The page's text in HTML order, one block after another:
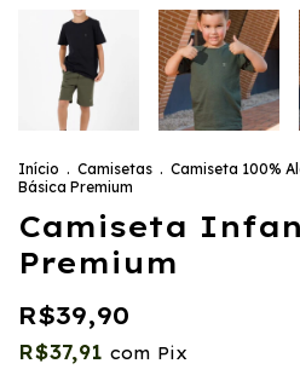
Início . Camisetas . Camiseta 100%
Básica Premium
Camiseta
Premium
R$39,90
R$37,91 com Pix